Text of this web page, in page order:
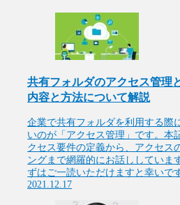
共有フォルダのアクセス管理
内容と方法について解説
企業で共有フォルダを利用する際
いのが「アクセス管理」です。本
クセス要件の定義から、アクセス
ングまで網羅的にお話ししていま
ずはご一読いただけますと幸いで
2021.12.17